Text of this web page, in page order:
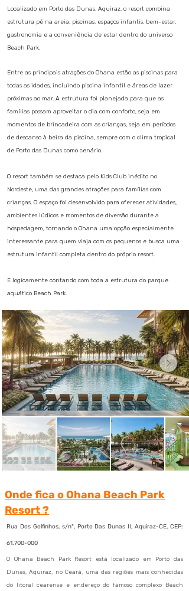
Localizado em Porto das Dunas, Aquiraz, o resort combina
estrutura pé na areia, piscinas, espaços infantis, bem-estar,
gastronomia e a conveniência de estar dentro do universo
Beach Park.
Entre as principais atrações do Ohana estão as piscinas para
todas as idades, incluindo piscina infantil e áreas de lazer
próximas ao mar. A estrutura foi planejada para que as
famílias possam aproveitar o dia com conforto, seja em
momentos de brincadeira com as crianças, seja em períodos
de descanso à beira da piscina, sempre com o clima tropical
de Porto das Dunas como cenário.
O resort também se destaca pelo Kids Club inédito no
Nordeste, uma das grandes atrações para famílias com
crianças. O espaço foi desenvolvido para oferecer atividades,
ambientes lúdicos e momentos de diversão durante a
hospedagem, tornando o Ohana uma opção especialmente
interessante para quem viaja com os pequenos e busca uma
estrutura infantil completa dentro do próprio resort.
E logicamente contando com toda a estrutura do parque
aquático Beach Park.
Onde fica o Ohana Beach Park
Resort ?
Rua Dos Golfinhos, s/n°, Porto Das Dunas II, Aquiraz-CE, CEP:
61.700-000
O Ohana Beach Park Resort está localizado em Porto das
Dunas, Aquiraz, no Ceará, uma das regiões mais conhecidas
do litoral cearense e endereço do famoso complexo Beach